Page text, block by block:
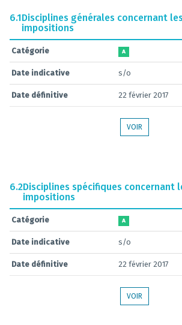
6.1Disciplines générales concernant
impositions
Catégorie A
Date indicative s/o
Date définitive 22 février 2017
VOIR
6.2Disciplines spécifiques concernant
impositions
Catégorie A
Date indicative s/o
Date définitive 22 février 2017
VOIR